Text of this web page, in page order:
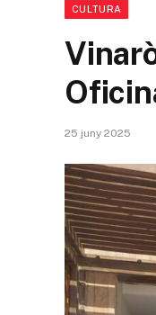
CULTURA
25 juny 2025